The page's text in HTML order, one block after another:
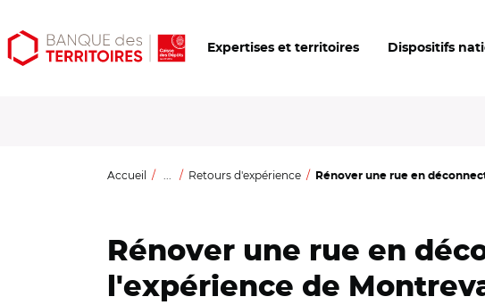
Aller
au
Aller
au
Ouvrir
les
Expertises et territoires Dispositifs
Accueil ... Retours d'expérience Rénover une rue en
Rénover une rue en
l'expérience de